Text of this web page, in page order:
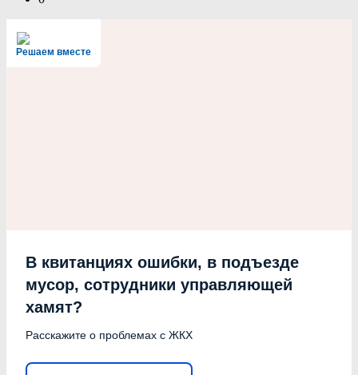
Решаем вместе
В квитанциях ошибки, в подъезде
мусор, сотрудники управляющей
хамят?
Расскажите о проблемах с ЖКХ